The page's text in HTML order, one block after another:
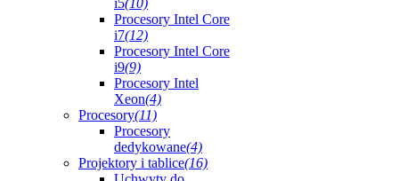
i5(10)
Procesory Intel Core
i7(12)
Procesory Intel Core
i9(9)
Procesory Intel
Xeon(4)
Procesory(11)
Procesory
dedykowane(4)
Projektory i tablice(16)